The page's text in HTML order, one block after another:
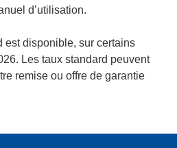
d’utilisation.
est disponible, sur certains
Les taux standard peuvent
remise ou offre de garantie